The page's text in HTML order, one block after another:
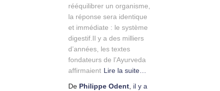
rééquilibrer un organisme,
la réponse sera identique
et immédiate : le système
digestif.Il y a des milliers
d’années, les textes
fondateurs de l’Ayurveda
affirmaient Lire la suite…
De Philippe Odent, il y a